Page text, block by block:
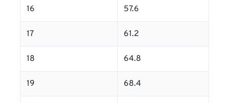
16 57.6
17 61.2
18 64.8
19 68.4